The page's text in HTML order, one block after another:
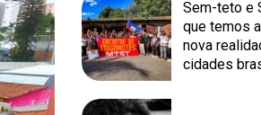
Sem-teto e
que temos
nova
cidades